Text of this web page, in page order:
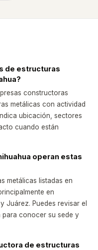
de estructuras
constructoras
metálicas con actividad
ubicación, sectores
cuando están
operan estas
metálicas listadas en
en
Juárez. Puedes revisar el
conocer su sede y
de estructuras